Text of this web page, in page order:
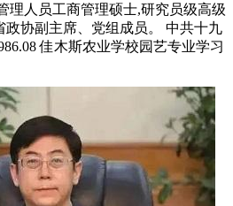
理人员工商管理硕士,研究员级高级
政协副主席、党组成员。 中共十九
佳木斯农业学校园艺专业学习